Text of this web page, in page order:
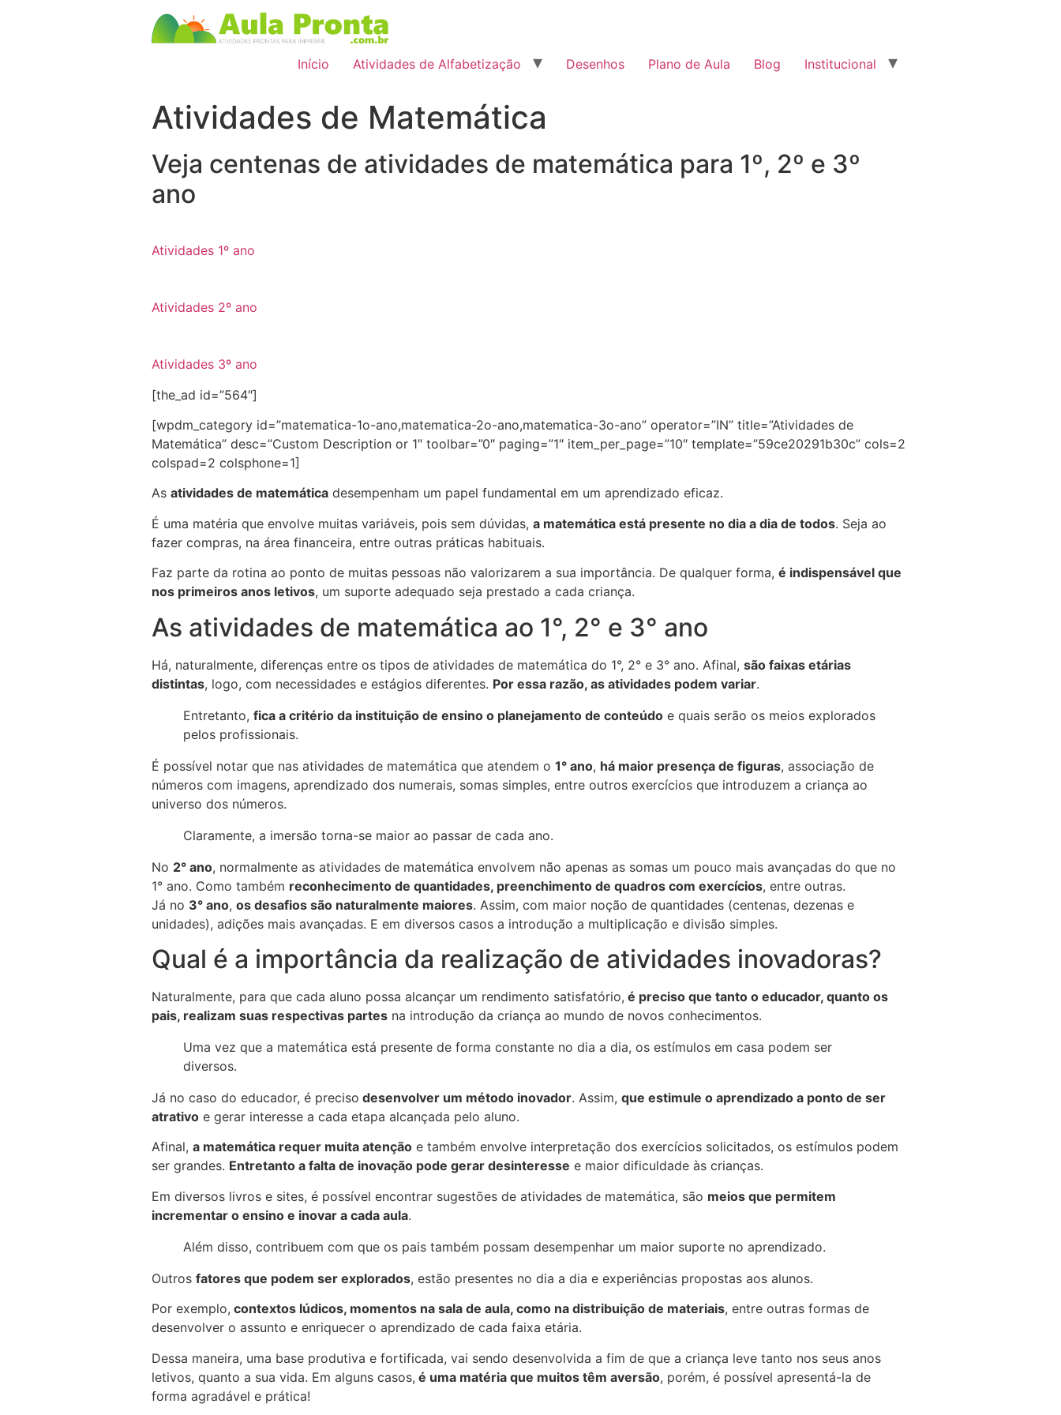
Início Atividades de Alfabetização Desenhos Plano de Aula Blog Institucional
Atividades de Matemática
Veja centenas de atividades de matemática para 1º, 2º e 3º
ano
Atividades 1º ano
Atividades 2º ano
Atividades 3º ano
[the_ad id=”564″]
[wpdm_category id=”matematica-1o-ano,matematica-2o-ano,matematica-3o-ano” operator=”IN” title=”Atividades de
Matemática” desc=”Custom Description or 1″ toolbar=”0″ paging=”1″ item_per_page=”10″ template=”59ce20291b30c” cols=2
colspad=2 colsphone=1]
As atividades de matemática desempenham um papel fundamental em um aprendizado eficaz.
É uma matéria que envolve muitas variáveis, pois sem dúvidas, a matemática está presente no dia a dia de todos. Seja ao
fazer compras, na área financeira, entre outras práticas habituais.
Faz parte da rotina ao ponto de muitas pessoas não valorizarem a sua importância. De qualquer forma, é indispensável que
nos primeiros anos letivos, um suporte adequado seja prestado a cada criança.
As atividades de matemática ao 1°, 2° e 3° ano
Há, naturalmente, diferenças entre os tipos de atividades de matemática do 1°, 2° e 3° ano. Afinal, são faixas etárias
distintas, logo, com necessidades e estágios diferentes. Por essa razão, as atividades podem variar.
Entretanto, fica a critério da instituição de ensino o planejamento de conteúdo e quais serão os meios explorados
pelos profissionais.
É possível notar que nas atividades de matemática que atendem o 1° ano, há maior presença de figuras, associação de
números com imagens, aprendizado dos numerais, somas simples, entre outros exercícios que introduzem a criança ao
universo dos números.
Claramente, a imersão torna-se maior ao passar de cada ano.
No 2° ano, normalmente as atividades de matemática envolvem não apenas as somas um pouco mais avançadas do que no
1° ano. Como também reconhecimento de quantidades, preenchimento de quadros com exercícios, entre outras.
Já no 3° ano, os desafios são naturalmente maiores. Assim, com maior noção de quantidades (centenas, dezenas e
unidades), adições mais avançadas. E em diversos casos a introdução a multiplicação e divisão simples.
Qual é a importância da realização de atividades inovadoras?
Naturalmente, para que cada aluno possa alcançar um rendimento satisfatório, é preciso que tanto o educador, quanto os
pais, realizam suas respectivas partes na introdução da criança ao mundo de novos conhecimentos.
Uma vez que a matemática está presente de forma constante no dia a dia, os estímulos em casa podem ser
diversos.
Já no caso do educador, é preciso desenvolver um método inovador. Assim, que estimule o aprendizado a ponto de ser
atrativo e gerar interesse a cada etapa alcançada pelo aluno.
Afinal, a matemática requer muita atenção e também envolve interpretação dos exercícios solicitados, os estímulos podem
ser grandes. Entretanto a falta de inovação pode gerar desinteresse e maior dificuldade às crianças.
Em diversos livros e sites, é possível encontrar sugestões de atividades de matemática, são meios que permitem
incrementar o ensino e inovar a cada aula.
Além disso, contribuem com que os pais também possam desempenhar um maior suporte no aprendizado.
Outros fatores que podem ser explorados, estão presentes no dia a dia e experiências propostas aos alunos.
Por exemplo, contextos lúdicos, momentos na sala de aula, como na distribuição de materiais, entre outras formas de
desenvolver o assunto e enriquecer o aprendizado de cada faixa etária.
Dessa maneira, uma base produtiva e fortificada, vai sendo desenvolvida a fim de que a criança leve tanto nos seus anos
letivos, quanto a sua vida. Em alguns casos, é uma matéria que muitos têm aversão, porém, é possível apresentá-la de
forma agradável e prática!